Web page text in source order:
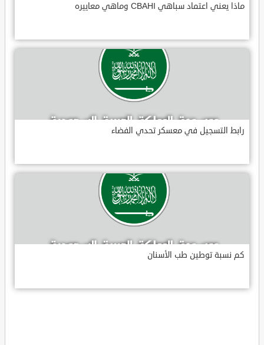
ماذا يعني اعتماد سباهي CBAHI وماهي معاييره
رابط التسجيل في معسكر تحدي الفضاء
كم نسبة توطين طب الأسنان